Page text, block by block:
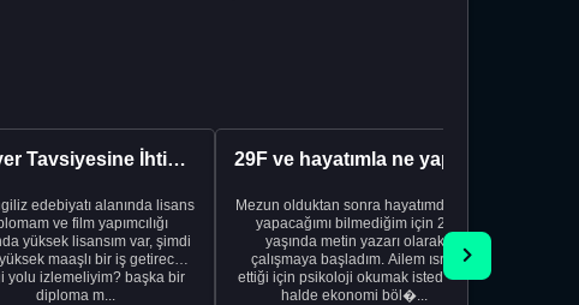
Kariyer Tavsiyesine İhtiyacınız Var
edebiyatı alanında lisans
ve film yapımcılığı
yüksek lisansım var, şimdi
maaşlı bir iş getirecek
yolu izlemeliyim? başka bir
diploma m...
Mezun olduktan sonra hayatımda ne
yapacağımı bilmediğim için 20
yaşında metin yazarı olarak
çalışmaya başladım. Ailem ısrar
ettiği için psikoloji okumak istediğim
halde ekonomi böl�...